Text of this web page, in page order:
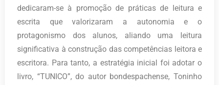
dedicaram-se à promoção de práticas de leitura e
escrita que valorizaram a autonomia e o
protagonismo dos alunos, aliando uma leitura
significativa à construção das competências leitora e
escritora. Para tanto, a estratégia inicial foi adotar o
livro, “TUNICO”, do autor bondespachense, Toninho